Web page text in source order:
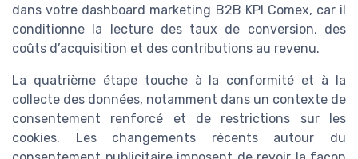
dans votre dashboard marketing B2B KPI Comex, car il
conditionne la lecture des taux de conversion, des
coûts d’acquisition et des contributions au revenu.
La quatrième étape touche à la conformité et à la
collecte des données, notamment dans un contexte de
consentement renforcé et de restrictions sur les
cookies. Les changements récents autour du